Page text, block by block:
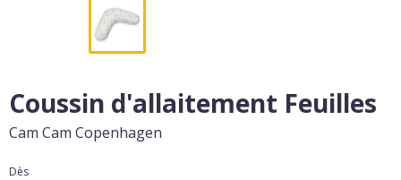
Coussin d'allaitement Feuilles
Cam Cam Copenhagen
Dès